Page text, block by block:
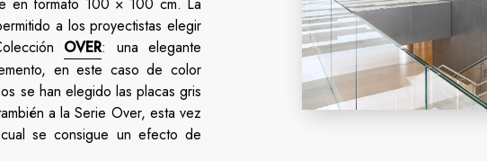
a los proyectistas elegir
OVER: una elegante
en este caso de color
se han elegido las placas gris
a la Serie Over, esta vez
se consigue un efecto de